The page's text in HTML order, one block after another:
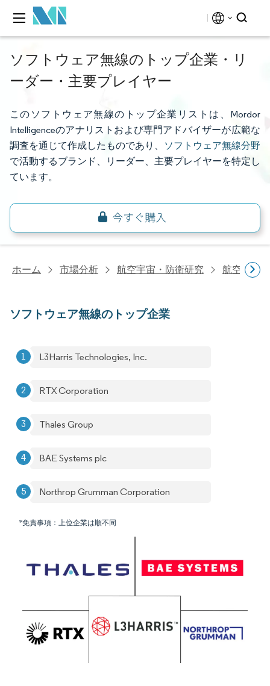
ソフトウェア無線のトップ企業・リ
ーダー・主要プレイヤー
このソフトウェア無線のトップ企業リストは、Mordor
Intelligenceのアナリストおよび専門アドバイザーが広範な
調査を通じて作成したものであり、
ソフトウェア無線分野
で活動するブランド、リーダー、主要プレイヤーを特定し
ています。
ホーム 市場分析 航空宇宙・防衛研究 航空宇宙
ソフトウェア無線のトップ企業
L3Harris Technologies, Inc.
RTX Corporation
Thales Group
BAE Systems plc
Northrop Grumman Corporation
*免責事項：上位企業は順不同